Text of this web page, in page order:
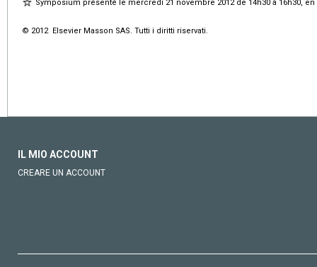
Symposium présenté le mercredi 21 novembre 2012 de 14h30 à 16h30, en
© 2012 Elsevier Masson SAS. Tutti i diritti riservati.
IL MIO ACCOUNT
CREARE UN ACCOUNT